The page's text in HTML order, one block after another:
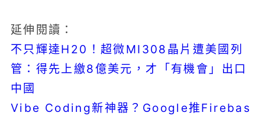
延伸閱讀：
不只輝達H20！超微MI308晶片遭美國列
管：得先上繳8億美元，才「有機會」出口
中國
Vibe Coding新神器？Google推Firebas